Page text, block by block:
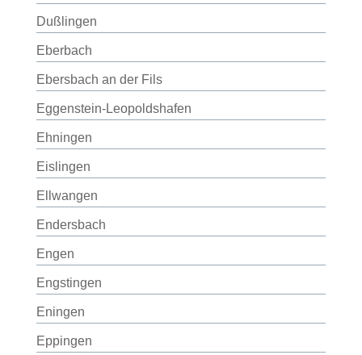
Dußlingen
Eberbach
Ebersbach an der Fils
Eggenstein-Leopoldshafen
Ehningen
Eislingen
Ellwangen
Endersbach
Engen
Engstingen
Eningen
Eppingen